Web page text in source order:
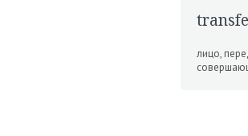
лицо,